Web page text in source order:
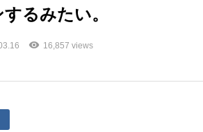
るみたい。
16,857 views